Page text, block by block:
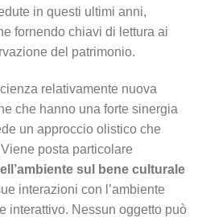
in questi ultimi anni,
fornendo chiavi di lettura ai
del patrimonio.
relativamente nuova
che hanno una forte sinergia
un approccio olistico che
posta particolare
sul bene culturale
interazioni con l’ambiente
interattivo. Nessun oggetto può